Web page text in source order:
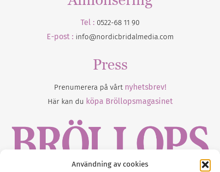
Användning av cookies
Tel : 0522-68 11 90
E-post : info@nordicbridalmedia.com
Press
Prenumerera på vårt nyhetsbrev!
Här kan du köpa Bröllopsmagasinet